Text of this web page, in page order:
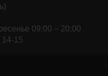
09:00 – 20:00
15